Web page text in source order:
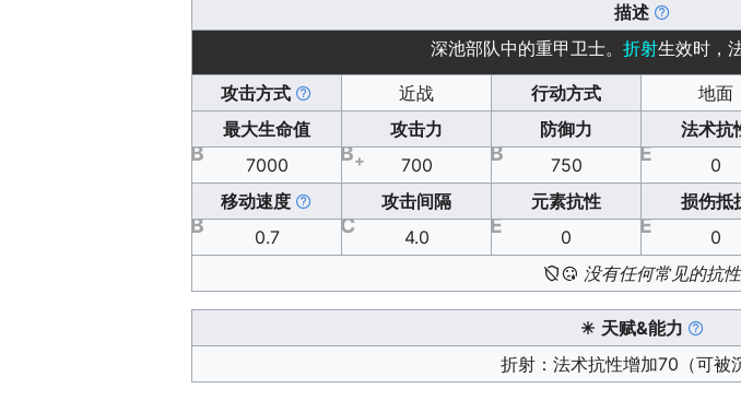
描述
深池部队中的重甲卫士。折射生效时，
攻击方式 近战 行动方式 地面
最大生命值
攻击力 防御力 法术抗
7000
B 700
B+ 750
B 0
E
移动速度
攻击间隔 元素抗性 损伤抵
0.7
B 4.0
C 0
E 0
E
没有任何常见的抗性
天赋&能力
折射：法术抗性增加70（可被